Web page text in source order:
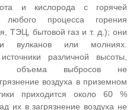
и кислорода с горячей
любого процесса горения
ТЭЦ, бытовой газ и т. д.); они
вулканов или молниях.
различной высоты,
и объема выбросов не
воздуха в приземном
приходится около 60 %
их в загрязнение воздуха не